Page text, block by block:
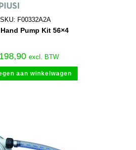
SKU: F00332A2A
Pump Kit 56×4
198,90 excl. BTW
aan winkelwagen